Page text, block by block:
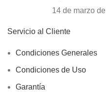
14 de marzo
Servicio al Cliente
Condiciones Generales
Condiciones de Uso
Garantía